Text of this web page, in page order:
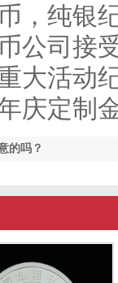
，纯银
公司接
大活动
庆定制
的吗？